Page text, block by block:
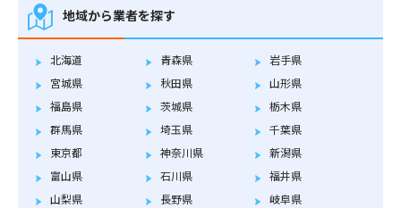
地域から業者を探す
北海道 青森県
岩手県
宮城県
秋田県
山形県
福島県
茨城県
栃木県
群馬県
埼玉県
千葉県
東京都
神奈川県
新潟県
富山県
石川県
福井県
山梨県
長野県
岐阜県